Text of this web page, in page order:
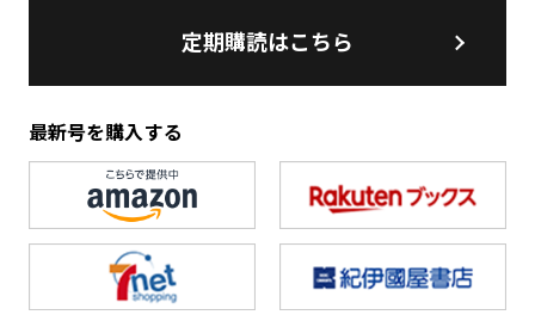
定期購読はこちら
最新号を購入する